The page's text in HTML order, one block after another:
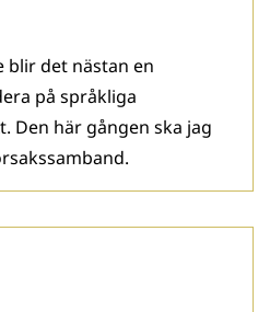
blir det nästan en
på språkliga
Den här gången ska jag